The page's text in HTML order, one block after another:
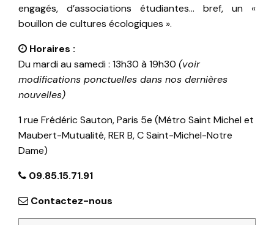
engagés, d’associations étudiantes… bref, un «
bouillon de cultures écologiques ».
Horaires :
Du mardi au samedi : 13h30 à 19h30 (voir
modifications ponctuelles dans nos dernières
nouvelles)
1 rue Frédéric Sauton, Paris 5e (Métro Saint Michel et
Maubert-Mutualité, RER B, C Saint-Michel-Notre
Dame)
09.85.15.71.91
Contactez-nous